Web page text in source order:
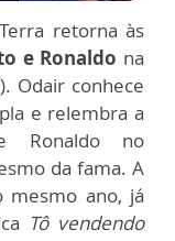
retorna às
e Ronaldo na
Odair conhece
e relembra a
Ronaldo no
da fama. A
ano, já
Tô vendendo